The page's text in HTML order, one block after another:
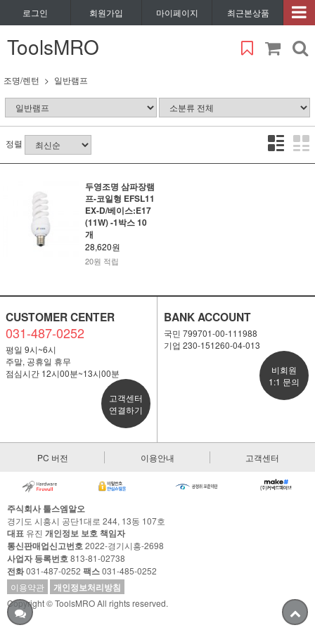
로그인 회원가입 마이페이지 최근본상품
ToolsMRO
조명/렌턴 일반램프
정렬
두영조명 삼파장램
프-코일형 EFSL11
EX-D/베이스:E17
(11W) -1박스 10
개
28,620원
20원 적립
CUSTOMER CENTER
031-487-0252
평일 9시~6시
주말, 공휴일 휴무
점심시간 12시00분~13시00분
고객센터
연결하기
BANK ACCOUNT
국민 799701-00-111988
기업 230-151260-04-013
비회원
1:1 문의
PC 버전 이용안내 고객센터
주식회사 툴스엠알오
경기도 시흥시 공단1대로 244, 13동 107호
대표 유진 개인정보 보호 책임자
통신판매업신고번호2022-경기시흥-2698
사업자 등록번호813-81-02738
전화031-487-0252 팩스031-485-0252
이용약관
개인정보처리방침
Copyright © ToolsMRO All rights reserved.